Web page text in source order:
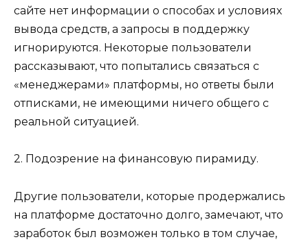
сайте нет информации о способах и условиях
вывода средств, а запросы в поддержку
игнорируются. Некоторые пользователи
рассказывают, что попытались связаться с
«менеджерами» платформы, но ответы были
отписками, не имеющими ничего общего с
реальной ситуацией.
2. Подозрение на финансовую пирамиду.
Другие пользователи, которые продержались
на платформе достаточно долго, замечают, что
заработок был возможен только в том случае,